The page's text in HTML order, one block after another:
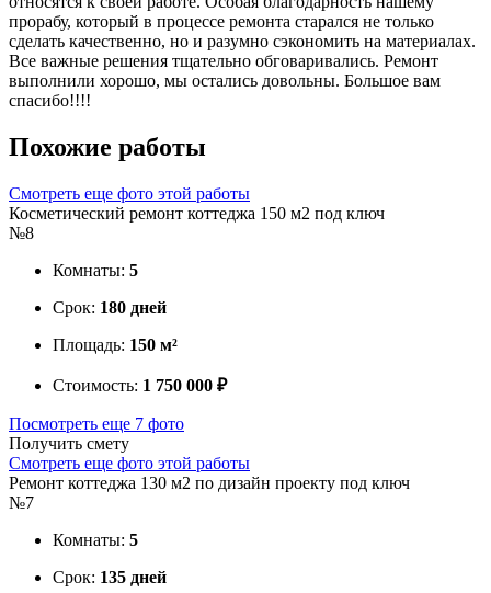
прорабу, который в процессе ремонта старался не только
сделать качественно, но и разумно сэкономить на материалах.
Все важные решения тщательно обговаривались. Ремонт
выполнили хорошо, мы остались довольны. Большое вам
спасибо!!!!
Похожие работы
Смотреть еще фото этой работы
Косметический ремонт коттеджа 150 м2 под ключ
№8
Комнаты: 5
Срок: 180 дней
Площадь: 150 м²
Стоимость: 1 750 000 ₽
Посмотреть еще 7 фото
Получить смету
Смотреть еще фото этой работы
Ремонт коттеджа 130 м2 по дизайн проекту под ключ
№7
Комнаты: 5
Срок: 135 дней